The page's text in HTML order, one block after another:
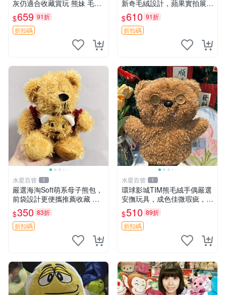
灰仍適合收藏賞玩 熊妹 毛絨
玩具 浮雕熊
$659 91折
折扣碼
新奇毛絨設計，蘋果實拍展
示，成色極佳 晚安香薰 馮娃
娃 毛絨玩偶
$610 91折
折扣碼
水星百貨 1
嚴選海淘Soft萌系母子熊包，
前袋設計更便攜推薦收藏 母
子熊 軟綿綿 包包
$350 83折
折扣碼
水星百貨 1
環球影城TIM熊毛絨手偶嚴選
安撫玩具，成色佳微瑕疵，贈
小禮物超值優惠 TIM熊 毛絨
手偶 安撫 toy 嚴選
$510 89折
折扣碼